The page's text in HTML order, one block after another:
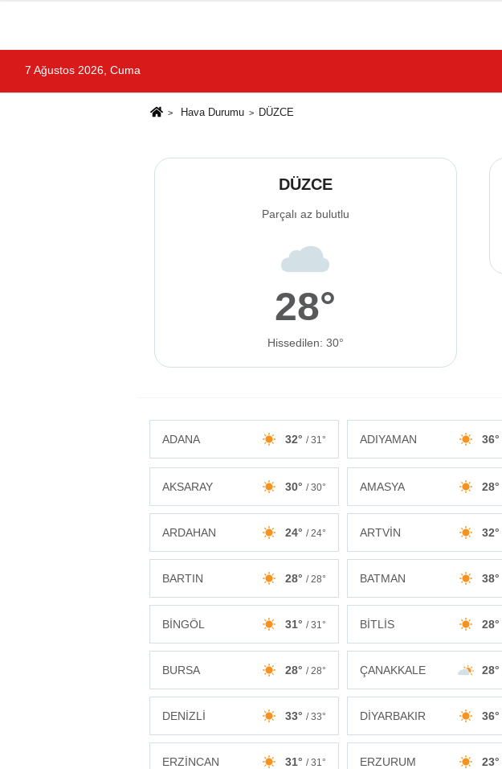
7 Ağustos 2026, Cuma
Hava Durumu DÜZCE
DÜZCE
Parçalı az bulutlu
28°
Hissedilen: 30°
ADANA 32° / 31° ADIYAMAN 36°
AKSARAY 30° / 30° AMASYA 28°
ARDAHAN 24° / 24° ARTVİN 32°
BARTIN 28° / 28° BATMAN 38°
BİNGÖL 31° / 31° BİTLİS 28°
BURSA 28° / 28° ÇANAKKALE 28°
DENİZLİ 33° / 33° DİYARBAKIR 36°
ERZİNCAN 31° / 31° ERZURUM 23°